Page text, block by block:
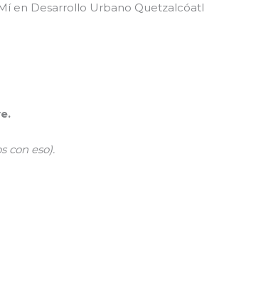
en Desarrollo Urbano Quetzalcóatl
con eso).